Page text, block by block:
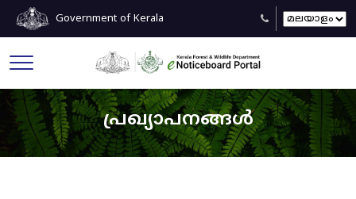
Government of Kerala
പ്രഖ്യാപനങ്ങൾ